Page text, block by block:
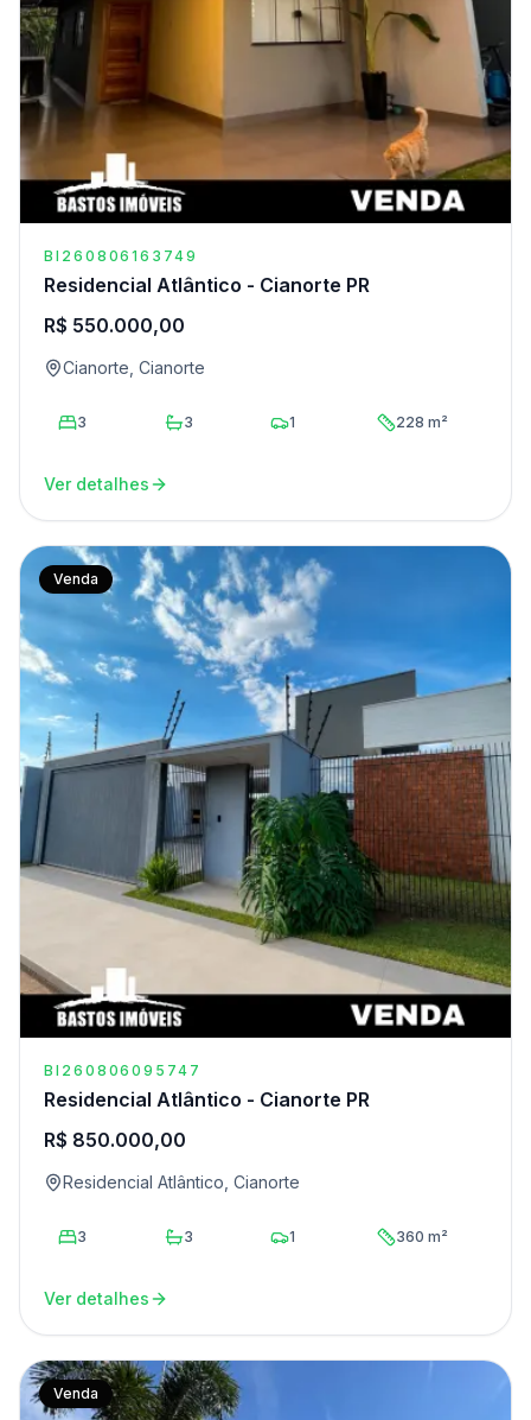
BI260806163749
Residencial Atlântico - Cianorte PR
R$ 550.000,00
Cianorte, Cianorte
3 3 1 228 m²
Ver detalhes
Venda
BI260806095747
Residencial Atlântico - Cianorte PR
R$ 850.000,00
Residencial Atlântico, Cianorte
3 3 1 360 m²
Ver detalhes
Venda